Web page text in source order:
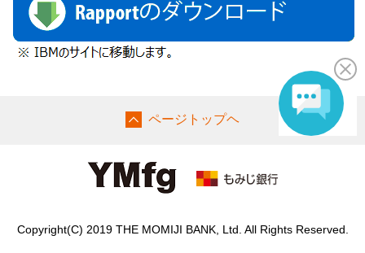
ページトップヘ
Copyright(C) 2019 THE MOMIJI BANK, Ltd. All Rights Reserved.